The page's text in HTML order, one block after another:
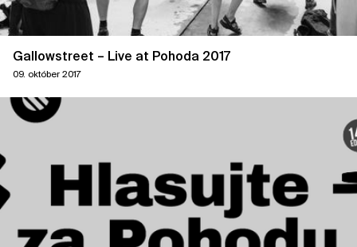
Gallowstreet – Live at Pohoda 2017
09. október 2017